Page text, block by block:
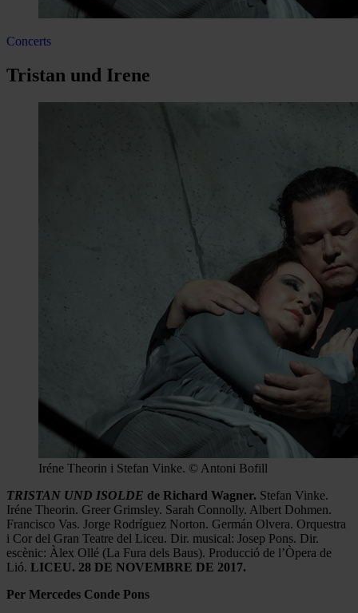
Concerts
Tristan und Irene
Iréne Theorin i Stefan Vinke. © Antoni Bofill
TRISTAN UND ISOLDE de Richard Wagner. Stefan Vinke.
Iréne Theorin. Greer Grimsley. Sarah Connolly. Albert Dohmen.
Francisco Vas. Jorge Rodríguez Norton. Germán Olvera. Orquestra
i Cor del Gran Teatre del Liceu. Dir. musical: Josep Pons. Dir.
escènic: Àlex Ollé (La Fura dels Baus). Producció de l’Òpera de
Lió. LICEU. 28 DE NOVEMBRE DE 2017.
Per Mercedes Conde Pons